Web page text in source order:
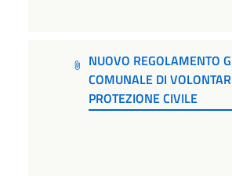
NUOVO REGOLAMENTO
COMUNALE DI
PROTEZIONE CIVILE